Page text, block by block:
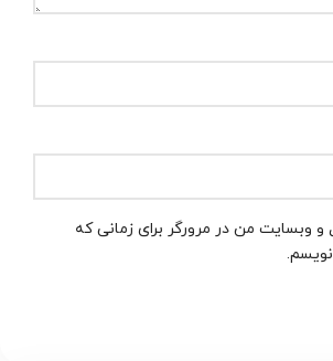
و وبسایت من در مرورگر برای زمانی که